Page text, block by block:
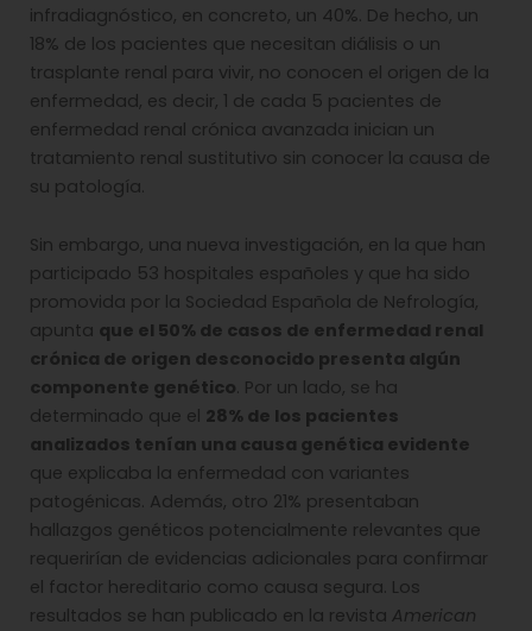
infradiagnóstico, en concreto, un 40%. De hecho, un
18% de los pacientes que necesitan diálisis o un
trasplante renal para vivir, no conocen el origen de la
enfermedad, es decir, 1 de cada 5 pacientes de
enfermedad renal crónica avanzada inician un
tratamiento renal sustitutivo sin conocer la causa de
su patología.
Sin embargo, una nueva investigación, en la que han
participado 53 hospitales españoles y que ha sido
promovida por la Sociedad Española de Nefrología,
apunta que el 50% de casos de enfermedad renal
crónica de origen desconocido presenta algún
componente genético. Por un lado, se ha
determinado que el 28% de los pacientes
analizados tenían una causa genética evidente
que explicaba la enfermedad con variantes
patogénicas. Además, otro 21% presentaban
hallazgos genéticos potencialmente relevantes que
requerirían de evidencias adicionales para confirmar
el factor hereditario como causa segura. Los
resultados se han publicado en la revista American